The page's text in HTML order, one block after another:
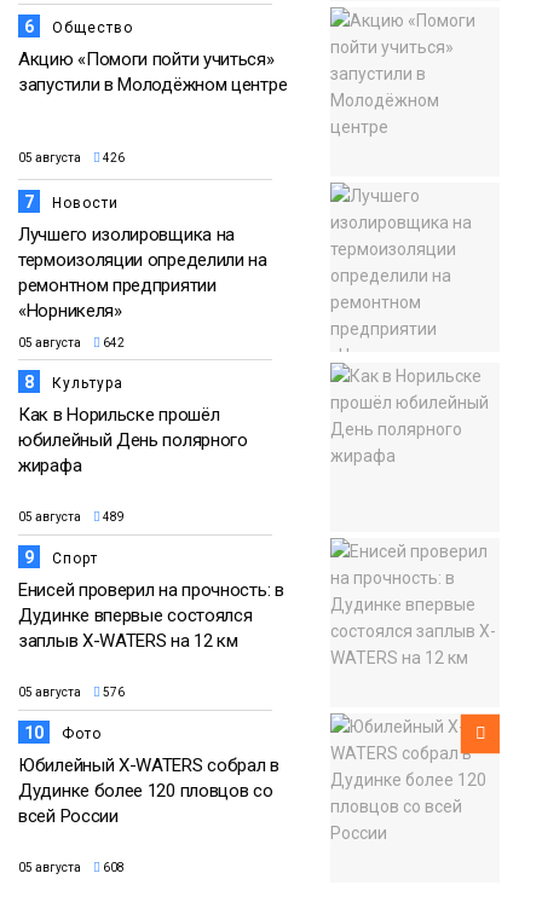
6 Общество
Акцию «Помоги пойти учиться»
запустили в Молодёжном центре
05 августа 426
7 Новости
Лучшего изолировщика на
термоизоляции определили на
ремонтном предприятии
«Норникеля»
05 августа 642
8 Культура
Как в Норильске прошёл
юбилейный День полярного
жирафа
05 августа 489
9 Спорт
Енисей проверил на прочность: в
Дудинке впервые состоялся
заплыв X-WATERS на 12 км
05 августа 576
10 Фото
Юбилейный X-WATERS собрал в
Дудинке более 120 пловцов со
всей России
05 августа 608